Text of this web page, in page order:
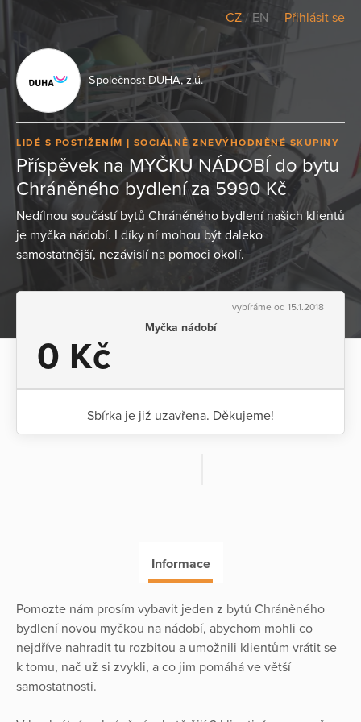
CZ / EN Přihlásit se
Společnost DUHA, z.ú.
LIDÉ S POSTIŽENÍM SOCIÁLNĚ ZNEVÝHODNĚNÉ SKUPINY
Příspěvek na MYČKU NÁDOBÍ do bytu
Chráněného bydlení za 5990 Kč
Nedílnou součástí bytů Chráněného bydlení našich klientů
je myčka nádobí. I díky ní mohou být daleko
samostatnější, nezávislí na pomoci okolí.
vybíráme od 15.1.2018
Myčka nádobí
0 Kč
Sbírka je již uzavřena. Děkujeme!
Informace
Pomozte nám prosím vybavit jeden z bytů Chráněného
bydlení novou myčkou na nádobí, abychom mohli co
nejdříve nahradit tu rozbitou a umožnili klientům vrátit se
k tomu, nač už si zvykli, a co jim pomáhá ve větší
samostatnosti.